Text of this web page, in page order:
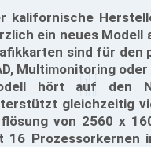
kalifornische
ein neues Modell
sind für den
Multimonitoring
hört auf den
gleichzeitig
von 2560 x
16 Prozessorkernen